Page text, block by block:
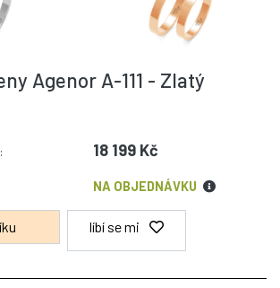
Agenor A-111 - Zlatý
18 199 Kč
NA OBJEDNÁVKU
líbí se mi